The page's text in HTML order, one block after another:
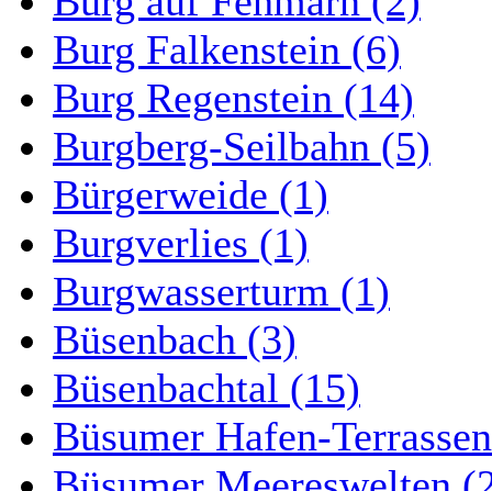
Burg Falkenstein (6)
Burg Regenstein (14)
Burgberg-Seilbahn (5)
Bürgerweide (1)
Burgverlies (1)
Burgwasserturm (1)
Büsenbach (3)
Büsenbachtal (15)
Büsumer Hafen-